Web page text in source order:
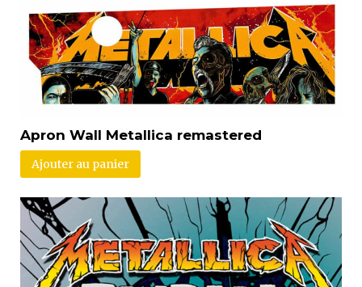
Apron Wall Metallica remastered
Ajouter au panier